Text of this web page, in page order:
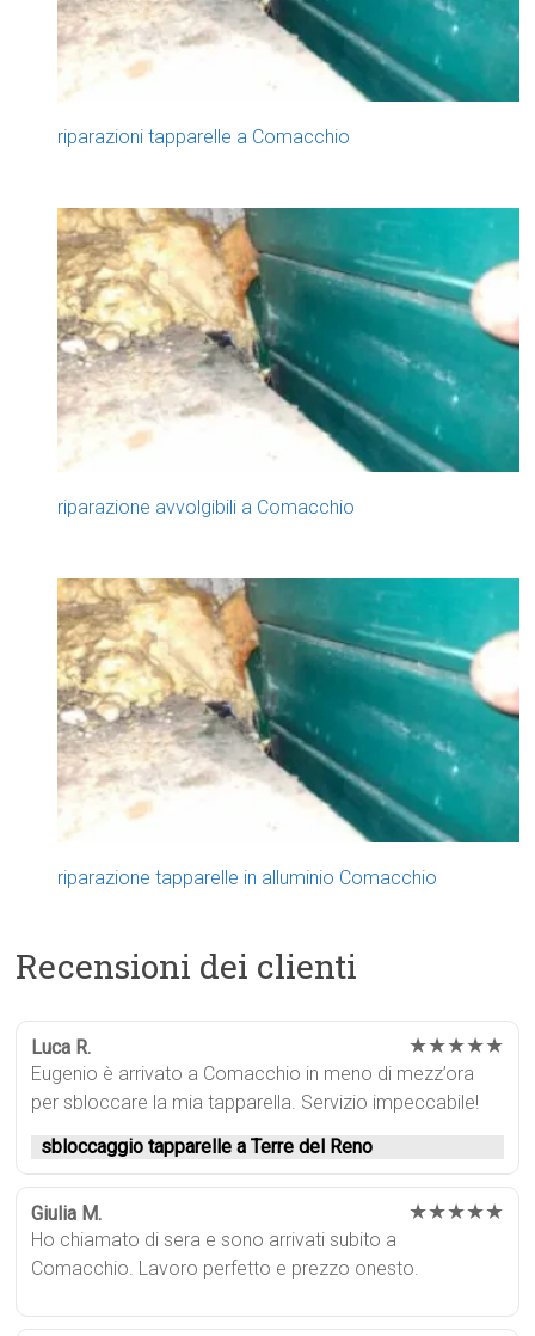
riparazioni tapparelle a Comacchio
riparazione avvolgibili a Comacchio
riparazione tapparelle in alluminio Comacchio
Recensioni dei clienti
Luca R. ★★★★★
Eugenio è arrivato a Comacchio in meno di mezz’ora
per sbloccare la mia tapparella. Servizio impeccabile!
sbloccaggio tapparelle a Terre del Reno
Giulia M. ★★★★★
Ho chiamato di sera e sono arrivati subito a
Comacchio. Lavoro perfetto e prezzo onesto.